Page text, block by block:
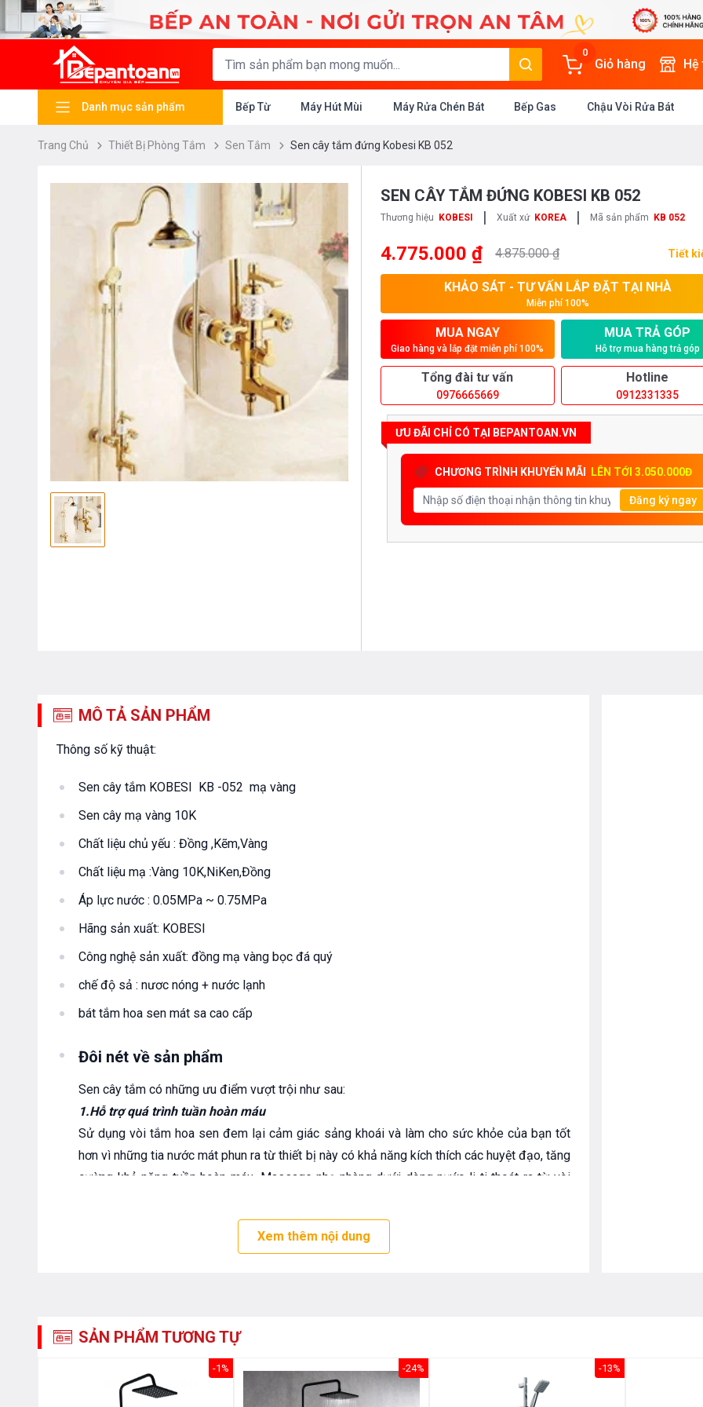
0
Giỏ hàng
Danh mục sản phẩm Bếp Từ Máy Hút Mùi Máy Rửa Chén Bát Bếp Gas Chậu Vòi Rửa Bát
Trang Chủ Thiết Bị Phòng Tắm Sen Tắm Sen cây tắm đứng Kobesi KB 052
SEN CÂY TẮM ĐỨNG KOBESI KB 052
Thương hiệu KOBESI | Xuất xứ KOREA | Mã sản phẩm KB 052
4.775.000 ₫ 4.875.000 ₫ Tiết
KHẢO SÁT - TƯ VẤN LẮP ĐẶT TẠI NHÀ
Miễn phí 100%
MUA NGAY
Giao hàng và lắp đặt miễn phí 100%
MUA TRẢ GÓP
Hỗ trợ mua hàng trả góp
Tổng đài tư vấn
0976665669
Hotline
0912331335
ƯU ĐÃI CHỈ CÓ TẠI BEPANTOAN.VN
CHƯƠNG TRÌNH KHUYẾN MÃI LÊN TỚI 3.050.000Đ
Đăng ký ngay
MÔ TẢ SẢN PHẨM
Thông số kỹ thuật:
Sen cây tắm KOBESI KB -052 mạ vàng
Sen cây mạ vàng 10K
Chất liệu chủ yếu : Đồng ,Kẽm,Vàng
Chất liệu mạ :Vàng 10K,NiKen,Đồng
Áp lực nước : 0.05MPa ~ 0.75MPa
Hãng sản xuất: KOBESI
Công nghệ sản xuất: đồng mạ vàng bọc đá quý
chế độ sả : nươc nóng + nước lạnh
bát tắm hoa sen mát sa cao cấp
Đôi nét về sản phẩm
Sen cây tắm có những ưu điểm vượt trội như sau:
1.Hỗ trợ quá trình tuần hoàn máu
Sử dụng vòi tắm hoa sen đem lại cảm giác sảng khoái và làm cho sức khỏe của bạn tốt
hơn vì những tia nước mát phun ra từ thiết bị này có khả năng kích thích các huyệt đạo, tăng
cường khả năng tuần hoàn máu. Massage nhẹ nhàng dưới dòng nước li ti thoát ra từ vòi
Đồng thời áp lực của dòng nước này cũng sẽ kích thích khả năng tuần hoàn máu, giúp bạn
đốt cháy mỡ thừa và ngăn ngừa các căn bệnh nguy hiểm, ảnh hưởng đến sức khỏe.
hiệu quả, tẩy sạch mọi loại bụi bám kết hợp với việc xoa bóp nhẹ nhàng. Dòng nước từ vòi
3. Tăng cường hệ miễn dịch, giảm căng thẳng
Khi tắm dưới vòi hoa sen, các bạn nên tiến hành xoa bóp nhẹ nhàng kết hợp cùng việc tùy
Xem thêm nội dung
SẢN PHẨM TƯƠNG TỰ
-1% -24% -13%